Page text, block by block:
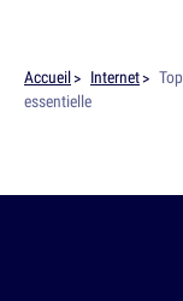
Accueil Internet
essentielle